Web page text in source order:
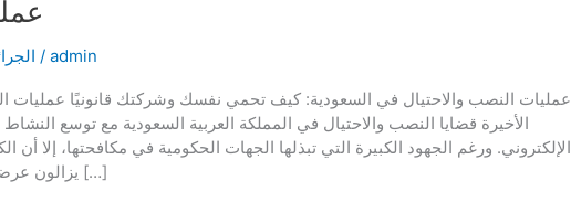
/ admin
عمليات النصب والاحتيال في السعودية: كيف تحمي نفسك وشركتك قانونيًا عمليات
الأخيرة قضايا النصب والاحتيال في المملكة العربية السعودية مع توسع
الإلكتروني. ورغم الجهود الكبيرة التي تبذلها الجهات الحكومية في مكافحتها، إلا أن
يزالون عرضة لمخاطر الاحتيال التجاري والمالي […]